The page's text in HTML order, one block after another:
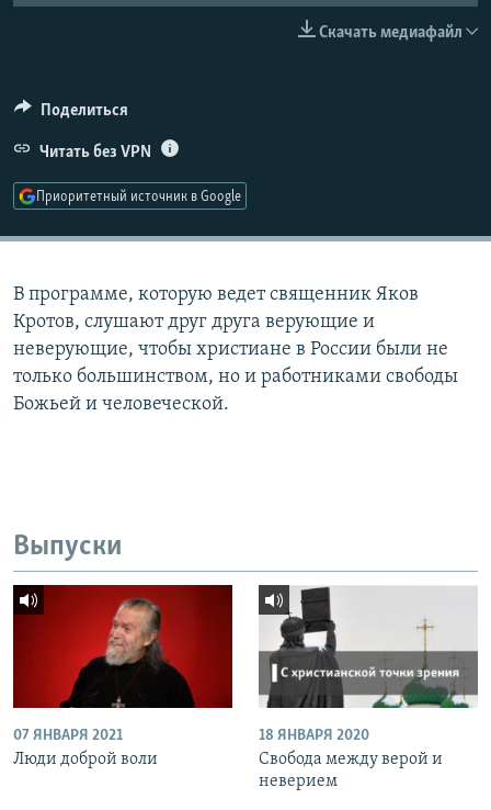
СОЦИАЛЬНЫЕ СЕТИ
Скачать медиафайл
Поделиться
Читать без VPN
Приоритетный источник в Google
В программе, которую ведет священник Яков
Кротов, слушают друг друга верующие и
неверующие, чтобы христиане в России были не
только большинством, но и работниками свободы
Божьей и человеческой.
Выпуски
07 ЯНВАРЯ 2021
Люди доброй воли
18 ЯНВАРЯ 2020
Свобода между верой и
неверием